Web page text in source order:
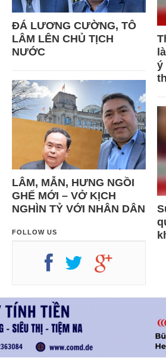
ĐÁ LƯƠNG CƯỜNG, TÔ
LÂM LÊN CHỦ TỊCH
NƯỚC
LÂM, MẪN, HƯNG NGỒI
GHẾ MỚI – VỞ KỊCH
NGHÌN TỶ VỚI NHÂN DÂN
FOLLOW US
ý